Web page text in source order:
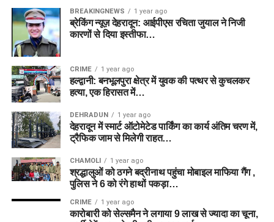
BREAKINGNEWS 1 year ago
ब्रेकिंग न्यूज़ देहरादून: आईपीएस रचिता जुयाल ने निजी
कारणों से दिया इस्तीफा…
CRIME 1 year ago
हल्द्वानी: बनभूलपुरा क्षेत्र में युवक की पत्थर से कुचलकर
हत्या, एक हिरासत में…
DEHRADUN 1 year ago
देहरादून में स्मार्ट ऑटोमेटेड पार्किंग का कार्य अंतिम चरण में,
ट्रैफिक जाम से मिलेगी राहत…
CHAMOLI 1 year ago
श्रद्धालुओं को ठगने बद्रीनाथ पहुंचा मोबाइल माफिया गैंग ,
पुलिस ने 6 को रंगे हाथों पकड़ा…
CRIME 1 year ago
कारोबारी को सेल्समैन ने लगाया 9 लाख से ज्यादा का चूना,